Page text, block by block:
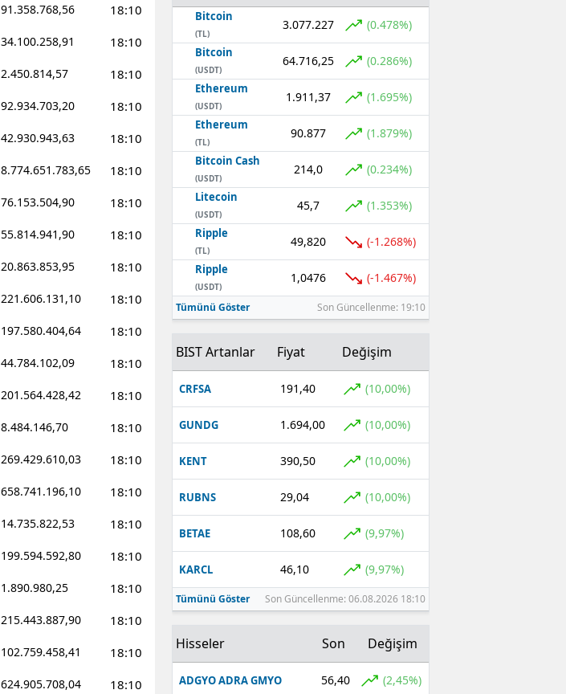
91.358.768,56 18:10
34.100.258,91 18:10
2.450.814,57 18:10
92.934.703,20 18:10
42.930.943,63 18:10
8.774.651.783,65 18:10
76.153.504,90 18:10
55.814.941,90 18:10
20.863.853,95 18:10
221.606.131,10 18:10
197.580.404,64 18:10
44.784.102,09 18:10
201.564.428,42 18:10
8.484.146,70 18:10
269.429.610,03 18:10
658.741.196,10 18:10
14.735.822,53 18:10
199.594.592,80 18:10
1.890.980,25 18:10
215.443.887,90 18:10
102.759.458,41 18:10
624.905.708,04 18:10
Bitcoin
(TL)
3.077.227 (0.478%)
Bitcoin
(USDT)
64.716,25 (0.286%)
Ethereum
(USDT)
1.911,37 (1.695%)
Ethereum
(TL)
90.877 (1.879%)
Bitcoin Cash
(USDT)
214,0 (0.234%)
Litecoin
(USDT)
45,7 (1.353%)
Ripple
(TL)
49,820 (-1.268%)
Ripple
(USDT)
1,0476 (-1.467%)
Tümünü Göster Son Güncellenme: 19:10
BIST Artanlar Fiyat Değişim
CRFSA 191,40 (10,00%)
GUNDG 1.694,00 (10,00%)
KENT 390,50 (10,00%)
RUBNS 29,04 (10,00%)
BETAE 108,60 (9,97%)
KARCL 46,10 (9,97%)
Tümünü Göster Son Güncellenme: 06.08.2026 18:10
Hisseler Son Değişim
ADGYO ADRA GMYO 56,40 (2,45%)